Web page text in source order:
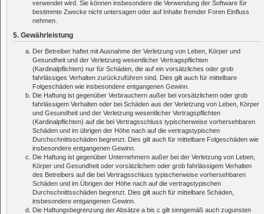
verwendet wird. Sie können insbesondere die Verwendung der Software für
bestimmte Zwecke nicht untersagen oder auf Inhalte fremder Foren Einfluss
nehmen.
5. Gewährleistung
Der Betreiber haftet mit Ausnahme der Verletzung von Leben, Körper und
Gesundheit und der Verletzung wesentlicher Vertragspflichten
(Kardinalpflichten) nur für Schäden, die auf ein vorsätzliches oder grob
fahrlässiges Verhalten zurückzuführen sind. Dies gilt auch für mittelbare
Folgeschäden wie insbesondere entgangenen Gewinn.
Die Haftung ist gegenüber Verbrauchern außer bei vorsätzlichem oder grob
fahrlässigem Verhalten oder bei Schäden aus der Verletzung von Leben, Körper
und Gesundheit und der Verletzung wesentlicher Vertragspflichten
(Kardinalpflichten) auf die bei Vertragsschluss typischerweise vorhersehbaren
Schäden und im übrigen der Höhe nach auf die vertragstypischen
Durchschnittsschäden begrenzt. Dies gilt auch für mittelbare Folgeschäden wie
insbesondere entgangenen Gewinn.
Die Haftung ist gegenüber Unternehmern außer bei der Verletzung von Leben,
Körper und Gesundheit oder vorsätzlichem oder grob fahrlässigem Verhalten
des Betreibers auf die bei Vertragsschluss typischerweise vorhersehbaren
Schäden und im Übrigen der Höhe nach auf die vertragstypischen
Durchschnittsschäden begrenzt. Dies gilt auch für mittelbare Schäden,
insbesondere entgangenen Gewinn.
Die Haftungsbegrenzung der Absätze a bis c gilt sinngemäß auch zugunsten